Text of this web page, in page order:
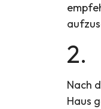
2.
Nach
Haus